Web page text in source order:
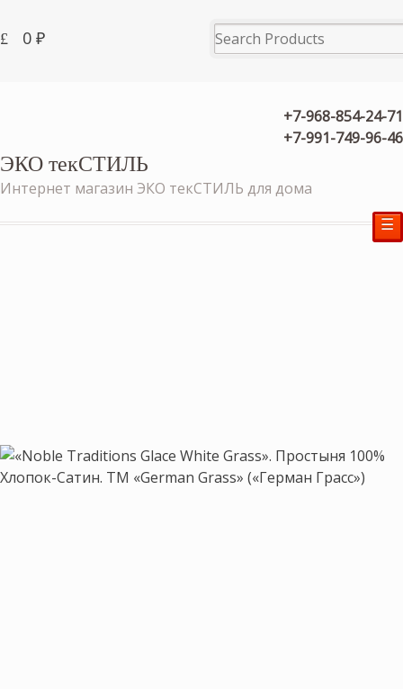
0₽
+7-968-854-24-71
+7-991-749-96-46
ЭКО текСТИЛЬ
Интернет магазин ЭКО текСТИЛЬ для дома
☰